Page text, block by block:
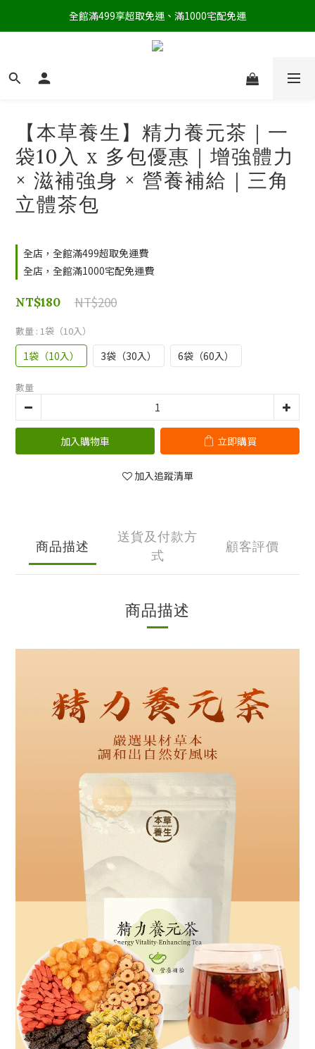
全館滿499享超取免運、滿1000宅配免運
【本草養生】精力養元茶｜一
袋10入 x 多包優惠｜增強體力
× 滋補強身 × 營養補給｜三角
立體茶包
全店，全館滿499超取免運費
全店，全館滿1000宅配免運費
NT$200
NT$180
數量 : 1袋（10入）
1袋（10入） 3袋（30入） 6袋（60入）
數量
加入購物車 立即購買
加入追蹤清單
商品描述
送貨及付款方
式
顧客評價
商品描述